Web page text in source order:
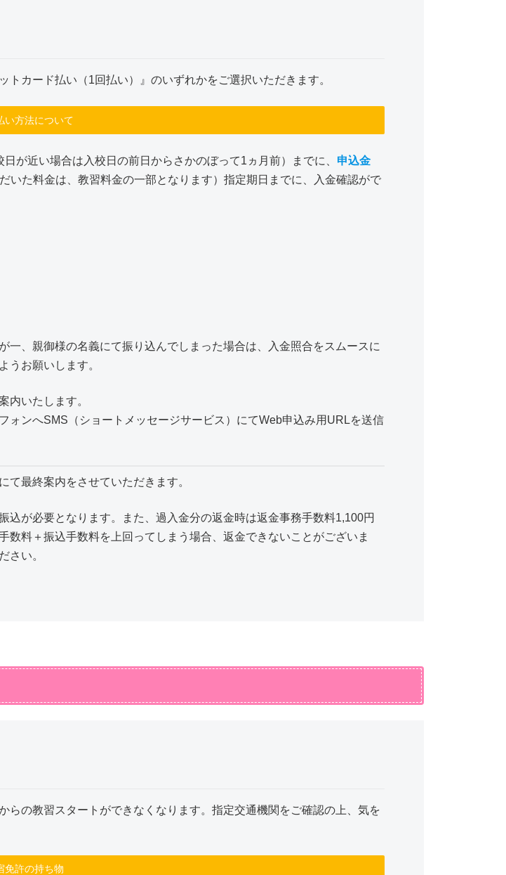
カード払い（1回払い）』のいずれかをご選択いただきます。
い方法について
が近い場合は入校日の前日からさかのぼって1ヵ月前）までに、 申込金
いた料金は、教習料金の一部となります）指定期日までに、入金確認がで
、親御様の名義にて振り込んでしまった場合は、入金照合をスムースに
うお願いします。
内いたします。
ォンへSMS（ショートメッセージサービス）にてWeb申込み用URLを送信
最終案内をさせていただきます。
が必要となります。また、過入金分の返金時は返金事務手数料1,100円
料＋振込手数料を上回ってしまう場合、返金できないことがございま
さい。
の教習スタートができなくなります。指定交通機関をご確認の上、気を
免許の持ち物